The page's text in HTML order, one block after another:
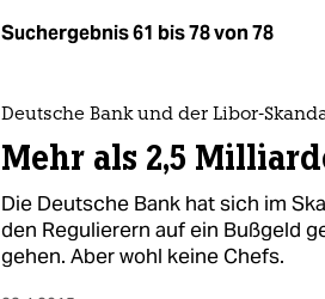
politik
gesellschaft
kultur
sport
Suchergebnis 61 bis 78 von 78
Deutsche Bank und der Libor-
Mehr als 2,5
Die Deutsche Bank hat sich im
den Regulierern auf ein Bußgeld
gehen. Aber wohl keine Chefs.